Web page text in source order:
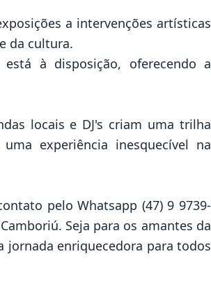
a intervenções artísticas
da cultura.
à disposição, oferecendo a
locais e DJ's criam uma trilha
experiência inesquecível na
pelo Whatsapp (47) 9 9739-
Seja para os amantes da
jornada enriquecedora para todos